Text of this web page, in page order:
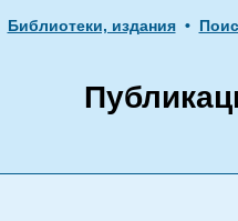
Библиотеки, издания •